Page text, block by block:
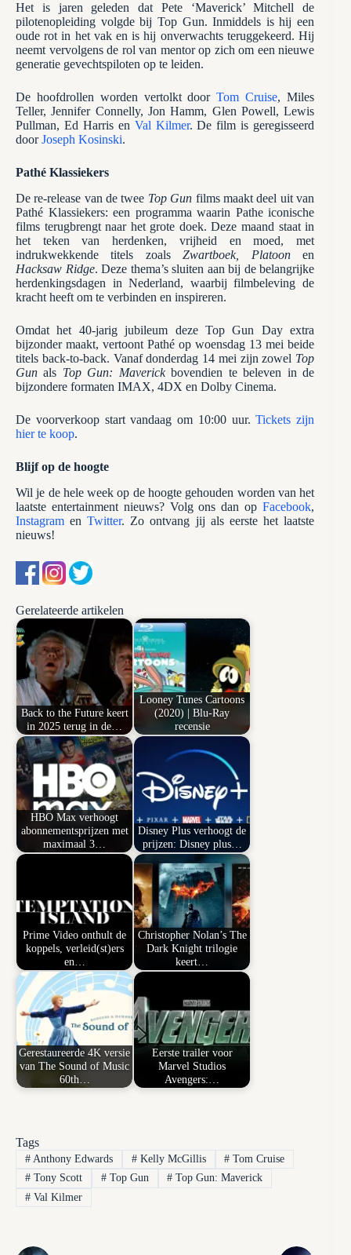
Het is jaren geleden dat Pete ‘Maverick’ Mitchell de
pilotenopleiding volgde bij Top Gun. Inmiddels is hij een
oude rot in het vak en is hij onverwachts teruggekeerd. Hij
neemt vervolgens de rol van mentor op zich om een nieuwe
generatie gevechtspiloten op te leiden.
De hoofdrollen worden vertolkt doorTom Cruise, Miles
Teller, Jennifer Connelly, Jon Hamm, Glen Powell, Lewis
Pullman, Ed Harris en Val Kilmer. De film is geregisseerd
doorJoseph Kosinski.
Pathé Klassiekers
De re-release van de twee Top Gun films maakt deel uit van
Pathé Klassiekers: een programma waarin Pathe iconische
films terugbrengt naar het grote doek. Deze maand staat in
het teken van herdenken, vrijheid en moed, met
indrukwekkende titels zoalsZwartboek, Platoonen
Hacksaw Ridge. Deze thema’s sluiten aan bij de belangrijke
herdenkingsdagen in Nederland, waarbij filmbeleving de
kracht heeft om te verbinden en inspireren.
Omdat het 40-jarig jubileum deze Top Gun Day extra
bijzonder maakt, vertoont Pathé op woensdag 13 mei beide
titels back-to-back. Vanaf donderdag 14 mei zijn zowel Top
Gun als Top Gun: Maverickbovendien te beleven in de
bijzondere formaten IMAX, 4DX en Dolby Cinema.
De voorverkoop start vandaag om 10:00 uur.Tickets zijn
hier te koop.
Blijf op de hoogte
Wil je de hele week op de hoogte gehouden worden van het
laatste entertainment nieuws? Volg ons dan opFacebook,
InstagramenTwitter. Zo ontvang jij als eerste het laatste
nieuws!
Gerelateerde artikelen
Back to the Future keert
in 2025 terug in de…
Looney Tunes Cartoons
(2020) | Blu-Ray
recensie
HBO Max verhoogt
abonnementsprijzen met
maximaal 3…
Disney Plus verhoogt de
prijzen: Disney plus…
Prime Video onthult de
koppels, verleid(st)ers
en…
Christopher Nolan’s The
Dark Knight trilogie
keert…
Gerestaureerde 4K versie
van The Sound of Music
60th…
Eerste trailer voor
Marvel Studios
Avengers:…
Tags
#Anthony Edwards #Kelly McGillis # Tom Cruise
#Tony Scott #Top Gun # Top Gun: Maverick
#Val Kilmer